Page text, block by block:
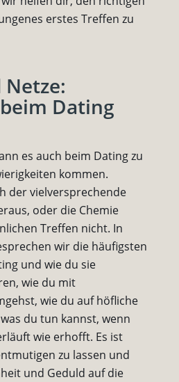
erstes Treffen zu
Dating
es auch beim Dating zu
kommen.
der vielversprechende
oder die Chemie
Treffen nicht. In
wir die häufigsten
und wie du sie
wie du mit
wie du auf höfliche
du tun kannst, wenn
wie erhofft. Es ist
zu lassen und
und Geduld auf die